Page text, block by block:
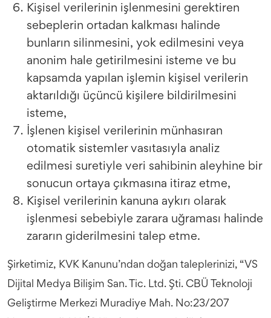
Kişisel verilerinin işlenmesini gerektiren
sebeplerin ortadan kalkması halinde
bunların silinmesini, yok edilmesini veya
anonim hale getirilmesini isteme ve bu
kapsamda yapılan işlemin kişisel verilerin
aktarıldığı üçüncü kişilere bildirilmesini
isteme,
İşlenen kişisel verilerinin münhasıran
otomatik sistemler vasıtasıyla analiz
edilmesi suretiyle veri sahibinin aleyhine bir
sonucun ortaya çıkmasına itiraz etme,
Kişisel verilerinin kanuna aykırı olarak
işlenmesi sebebiyle zarara uğraması halinde
zararın giderilmesini talep etme.
Şirketimiz, KVK Kanunu’ndan doğan taleplerinizi, “VS
Dijital Medya Bilişim San. Tic. Ltd. Şti. CBÜ Teknoloji
Geliştirme Merkezi Muradiye Mah. No:23/207